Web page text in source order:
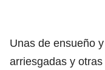
Unas de ensueño
arriesgadas y